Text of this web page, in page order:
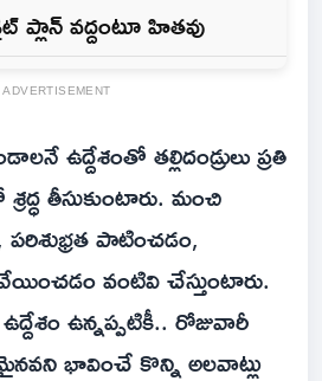
ప్లాన్ వద్దంటూ హితవు
ADVERTISEMENT
ఉద్దేశంతో తల్లిదండ్రులు ప్రతి
తీసుకుంటారు. మంచి
పాటించడం,
వంటివి చేస్తుంటారు.
ఉన్నప్పటికీ.. రోజువారీ
భావించే కొన్ని అలవాట్లు